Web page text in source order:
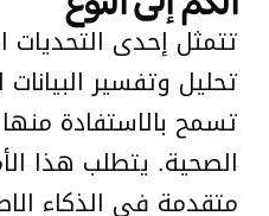
تتمثل إحدى
تحليل وتفسير
تسمح بالاستفادة
الصحية. يتطلب هذا
متقدمة في الذكاء